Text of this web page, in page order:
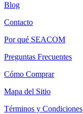
Blog
Contacto
Por qué SEACOM
Preguntas Frecuentes
Cómo Comprar
Mapa del Sitio
Términos y Condiciones